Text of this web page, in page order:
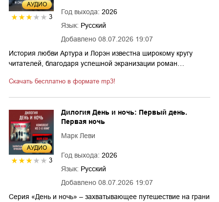
AУДИО
3
Добавлено 08.07.2026 19:07
Год выхода: 2026
Язык: Русский
История любви Артура и Лорэн известна широкому кругу
читателей, благодаря успешной экранизации роман…
Скачать бесплатно в формате mp3!
AУДИО
3
Добавлено 08.07.2026 19:07
Дилогия День и ночь: Первый день.
Первая ночь
Марк Леви
Год выхода: 2026
Язык: Русский
Серия «День и ночь» – захватывающее путешествие на грани